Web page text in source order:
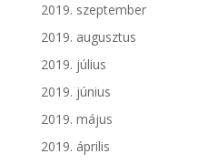
2019. szeptember
2019. augusztus
2019. július
2019. június
2019. május
2019. április